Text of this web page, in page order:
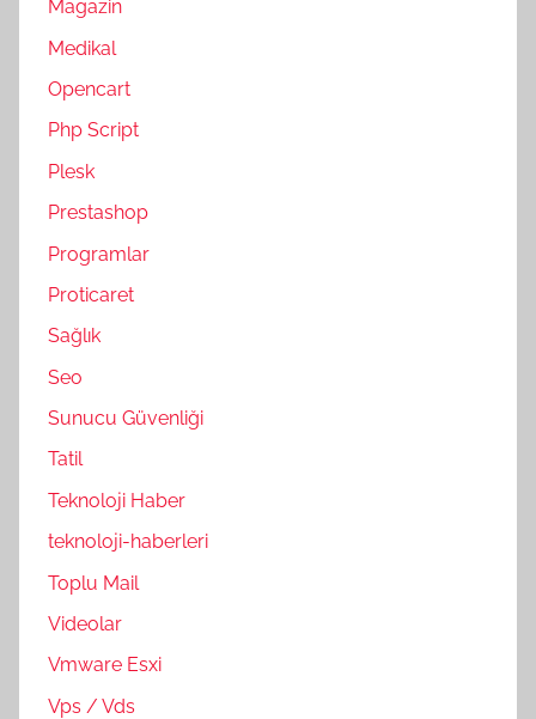
Magazin
Medikal
Opencart
Php Script
Plesk
Prestashop
Programlar
Proticaret
Sağlık
Seo
Sunucu Güvenliği
Tatil
Teknoloji Haber
teknoloji-haberleri
Toplu Mail
Videolar
Vmware Esxi
Vps / Vds